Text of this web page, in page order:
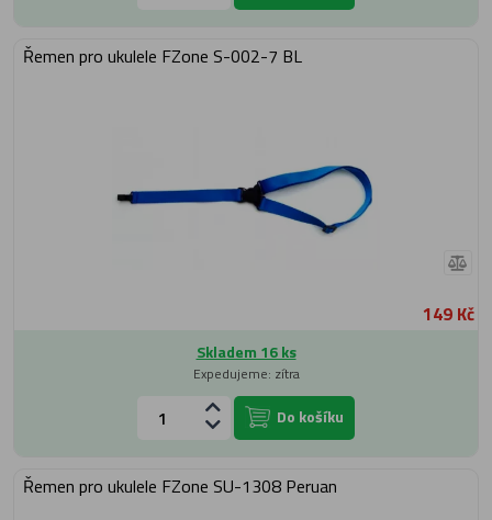
Řemen pro ukulele FZone S-002-7 BL
149 Kč
Skladem 16 ks
Expedujeme: zítra
Do košíku
Řemen pro ukulele FZone SU-1308 Peruan